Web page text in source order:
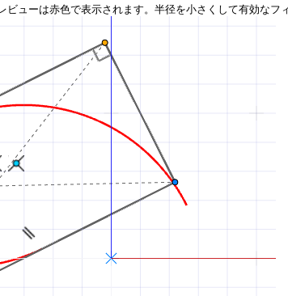
ューは赤色で表示されます。半径を小さくして有効なフ